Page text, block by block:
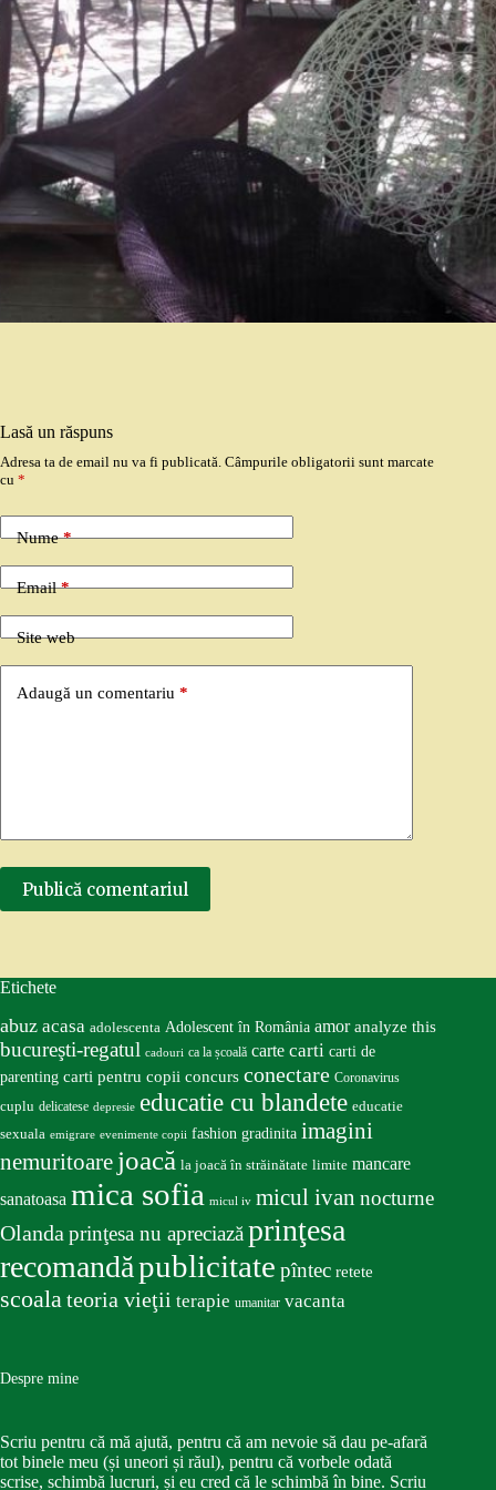
Lasă un răspuns
Adresa ta de email nu va fi publicată. Câmpurile obligatorii sunt marcate
cu *
Nume*
Email*
Site web
Adaugă un comentariu *
Publică comentariul
Etichete
abuz acasa adolescenta Adolescent în România amor analyze this
bucureşti-regatul cadouri ca la școală carte carti carti de
parenting carti pentru copii concurs conectare Coronavirus
cuplu delicatese depresie educatie cu blandete educatie
sexuala emigrare evenimente copii fashion gradinita imagini
nemuritoare joacă la joacă în străinătate limite mancare
sanatoasa mica sofia micul iv micul ivan nocturne
Olandaprinţesa nu apreciazăprinţesa
recomandăpublicitate pîntec retete
scoalateoria vieţii terapie umanitar vacanta
Despre mine
Scriu pentru că mă ajută, pentru că am nevoie să dau pe-afară
tot binele meu (și uneori și răul), pentru că vorbele odată
scrise, schimbă lucruri, și eu cred că le schimbă în bine. Scriu